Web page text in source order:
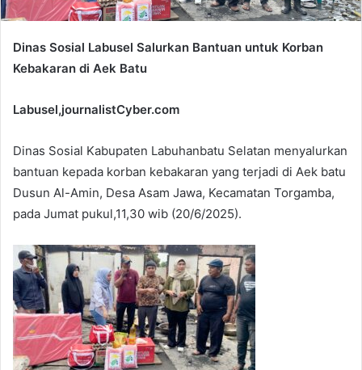
Dinas Sosial Labusel Salurkan Bantuan untuk Korban
Kebakaran di Aek Batu
Labusel,journalistCyber.com
Dinas Sosial Kabupaten Labuhanbatu Selatan menyalurkan
bantuan kepada korban kebakaran yang terjadi di Aek batu
Dusun Al-Amin, Desa Asam Jawa, Kecamatan Torgamba,
pada Jumat pukul,11,30 wib (20/6/2025).